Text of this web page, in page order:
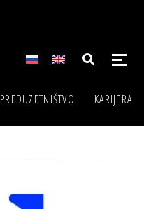
PREDUZETNIŠTVO KARIJERA